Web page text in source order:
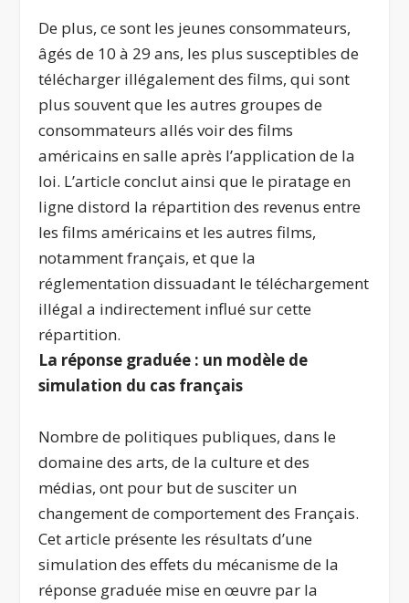
De plus, ce sont les jeunes consommateurs,
âgés de 10 à 29 ans, les plus susceptibles de
télécharger illégalement des films, qui sont
plus souvent que les autres groupes de
consommateurs allés voir des films
américains en salle après l’application de la
loi. L’article conclut ainsi que le piratage en
ligne distord la répartition des revenus entre
les films américains et les autres films,
notamment français, et que la
réglementation dissuadant le téléchargement
illégal a indirectement influé sur cette
répartition.
La réponse graduée : un modèle de
simulation du cas français
Nombre de politiques publiques, dans le
domaine des arts, de la culture et des
médias, ont pour but de susciter un
changement de comportement des Français.
Cet article présente les résultats d’une
simulation des effets du mécanisme de la
réponse graduée mise en œuvre par la